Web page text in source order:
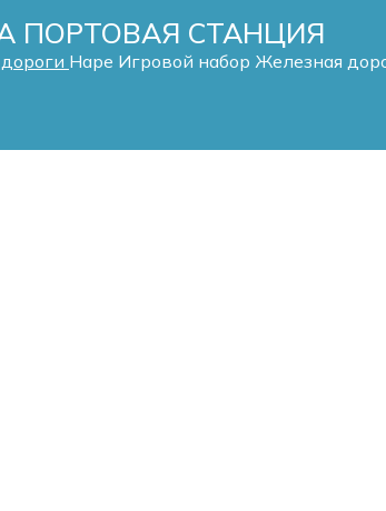
ПОРТОВАЯ СТАНЦИЯ
Hape Игровой набор Железная